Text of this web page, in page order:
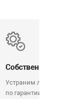
Собственный
Устраним любую
по гарантии. Срок